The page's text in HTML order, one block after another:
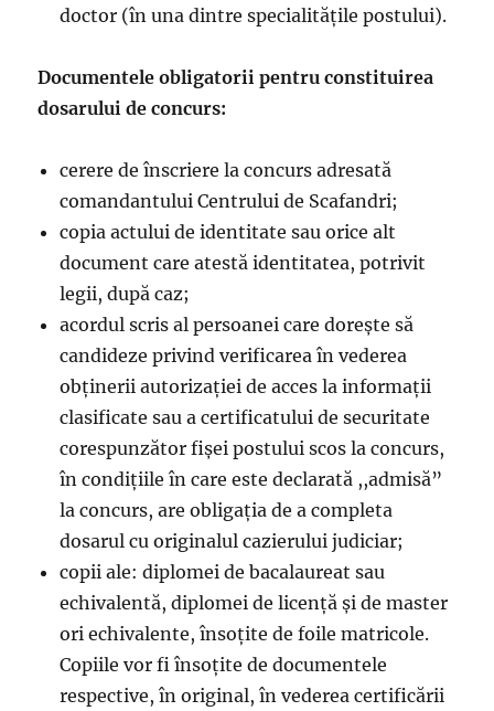
doctor (în una dintre specialitățile postului).
Documentele obligatorii pentru constituirea
dosarului de concurs:
cerere de înscriere la concurs adresată
comandantului Centrului de Scafandri;
copia actului de identitate sau orice alt
document care atestă identitatea, potrivit
legii, după caz;
acordul scris al persoanei care dorește să
candideze privind verificarea în vederea
obținerii autorizației de acces la informații
clasificate sau a certificatului de securitate
corespunzător fișei postului scos la concurs,
în condițiile în care este declarată ,,admisă”
la concurs, are obligația de a completa
dosarul cu originalul cazierului judiciar;
copii ale: diplomei de bacalaureat sau
echivalentă, diplomei de licență și de master
ori echivalente, însoțite de foile matricole.
Copiile vor fi însoțite de documentele
respective, în original, în vederea certificării